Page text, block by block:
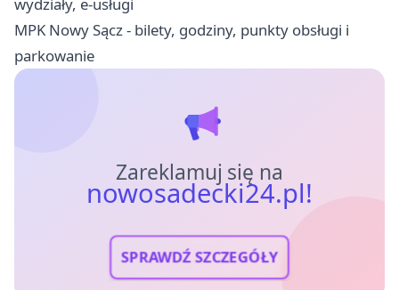
MPK Nowy Sącz - bilety, godziny, punkty obsługi i
parkowanie
Zareklamuj się na
nowosadecki24.pl!
SPRAWDŹ SZCZEGÓŁY